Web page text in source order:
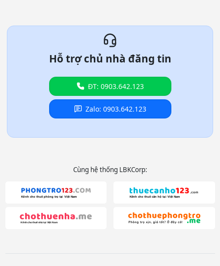
Hỗ trợ chủ nhà đăng tin
ĐT: 0903.642.123
Zalo: 0903.642.123
Cùng hệ thống LBKCorp: